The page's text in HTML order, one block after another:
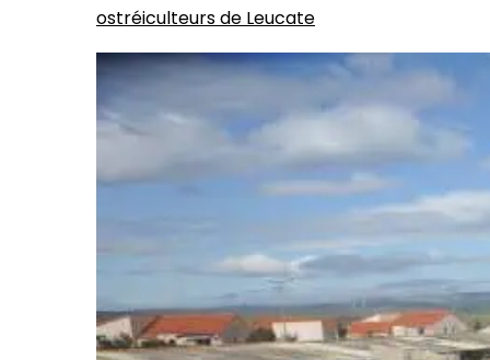
ostréiculteurs de Leucate